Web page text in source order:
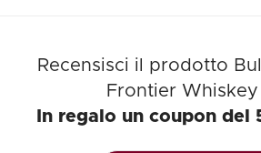
Recensisci il prodotto
Frontier Whiskey
In regalo un coupon del